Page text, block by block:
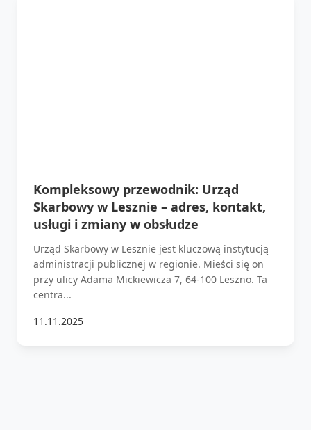
Kompleksowy przewodnik: Urząd
Skarbowy w Lesznie – adres, kontakt,
usługi i zmiany w obsłudze
Urząd Skarbowy w Lesznie jest kluczową instytucją
administracji publicznej w regionie. Mieści się on
przy ulicy Adama Mickiewicza 7, 64-100 Leszno. Ta
centra...
11.11.2025